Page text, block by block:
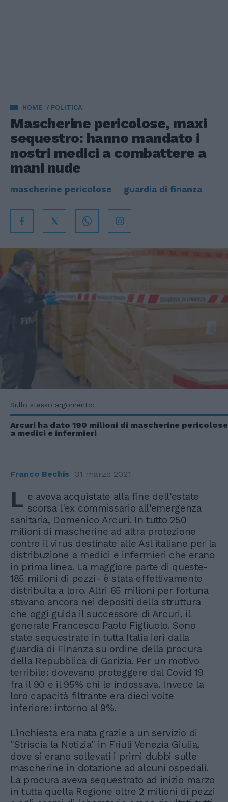
HOME POLITICA
Mascherine pericolose, maxi
sequestro: hanno mandato i
nostri medici a combattere a
mani nude
mascherine pericolose guardia di finanza
Sullo stesso argomento:
Arcuri ha dato 190 milioni di mascherine pericolose
a medici e infermieri
Franco Bechis 31 marzo 2021
L e aveva acquistate alla fine dell'estate
scorsa l'ex commissario all'emergenza
sanitaria, Domenico Arcuri. In tutto 250
milioni di mascherine ad altra protezione
contro il virus destinate alle Asl italiane per la
distribuzione a medici e infermieri che erano
in prima linea. La maggiore parte di queste-
185 milioni di pezzi- è stata effettivamente
distribuita a loro. Altri 65 milioni per fortuna
stavano ancora nei depositi della struttura
che oggi guida il successore di Arcuri, il
generale Francesco Paolo Figliuolo. Sono
state sequestrate in tutta Italia ieri dalla
guardia di Finanza su ordine della procura
della Repubblica di Gorizia. Per un motivo
terribile: dovevano proteggere dal Covid 19
fra il 90 e il 95% chi le indossava. Invece la
loro capacità filtrante era dieci volte
inferiore: intorno al 9%.
L'inchiesta era nata grazie a un servizio di
"Striscia la Notizia" in Friuli Venezia Giulia,
dove si erano sollevati i primi dubbi sulle
mascherine in dotazione ad alcuni ospedali.
La procura aveva sequestrato ad inizio marzo
in tutta quella Regione oltre 2 milioni di pezzi